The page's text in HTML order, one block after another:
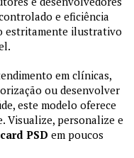
e eficiência
estritamente ilustrativo
em clínicas,
ou desenvolver
este modelo oferece
Visualize, personalize e
PSD em poucos